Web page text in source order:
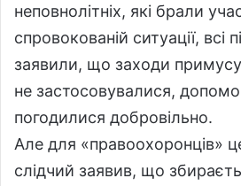
неповнолітніх, які брали
спровокованій ситуації, всі
заявили, що заходи
не застосовувалися,
погодилися добровільно.
Але для «правоохоронців»
слідчий заявив, що